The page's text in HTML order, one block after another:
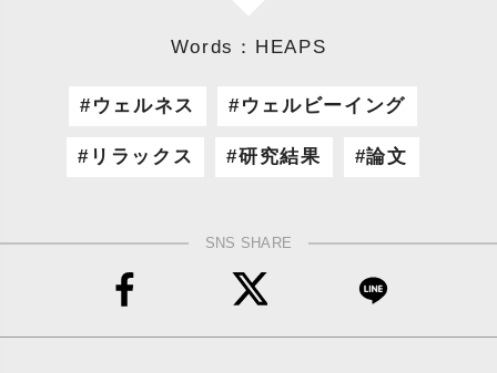
Words：HEAPS
ウェルネス ウェルビーイング
リラックス 研究結果 論文
SNS SHARE